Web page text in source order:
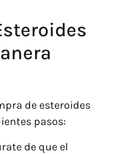
de esteroides
pasos:
de que el